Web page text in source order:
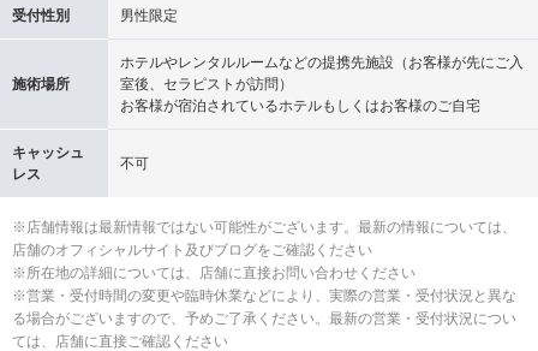
受付性別 男性限定
施術場所
ホテルやレンタルルームなどの提携先施設（お客様が先にご入
室後、セラピストが訪問）
お客様が宿泊されているホテルもしくはお客様のご自宅
キャッシュ
レス
不可
※店舗情報は最新情報ではない可能性がございます。最新の情報については、
店舗のオフィシャルサイト及びブログをご確認ください
※所在地の詳細については、店舗に直接お問い合わせください
※営業・受付時間の変更や臨時休業などにより、実際の営業・受付状況と異な
る場合がございますので、予めご了承ください。最新の営業・受付状況につい
ては、店舗に直接ご確認ください